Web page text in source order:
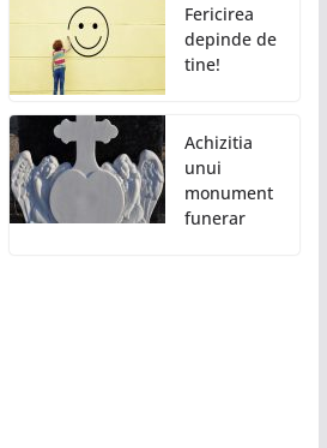
Fericirea
depinde de
tine!
Achizitia
unui
monument
funerar